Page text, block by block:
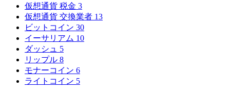
仮想通貨 税金 3
仮想通貨 交換業者 13
ビットコイン 30
イーサリアム 10
ダッシュ 5
リップル 8
モナーコイン 6
ライトコイン 5